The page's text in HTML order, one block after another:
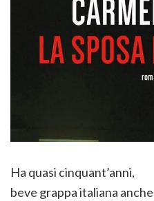
Ha quasi cinquant’anni,
beve grappa italiana anche